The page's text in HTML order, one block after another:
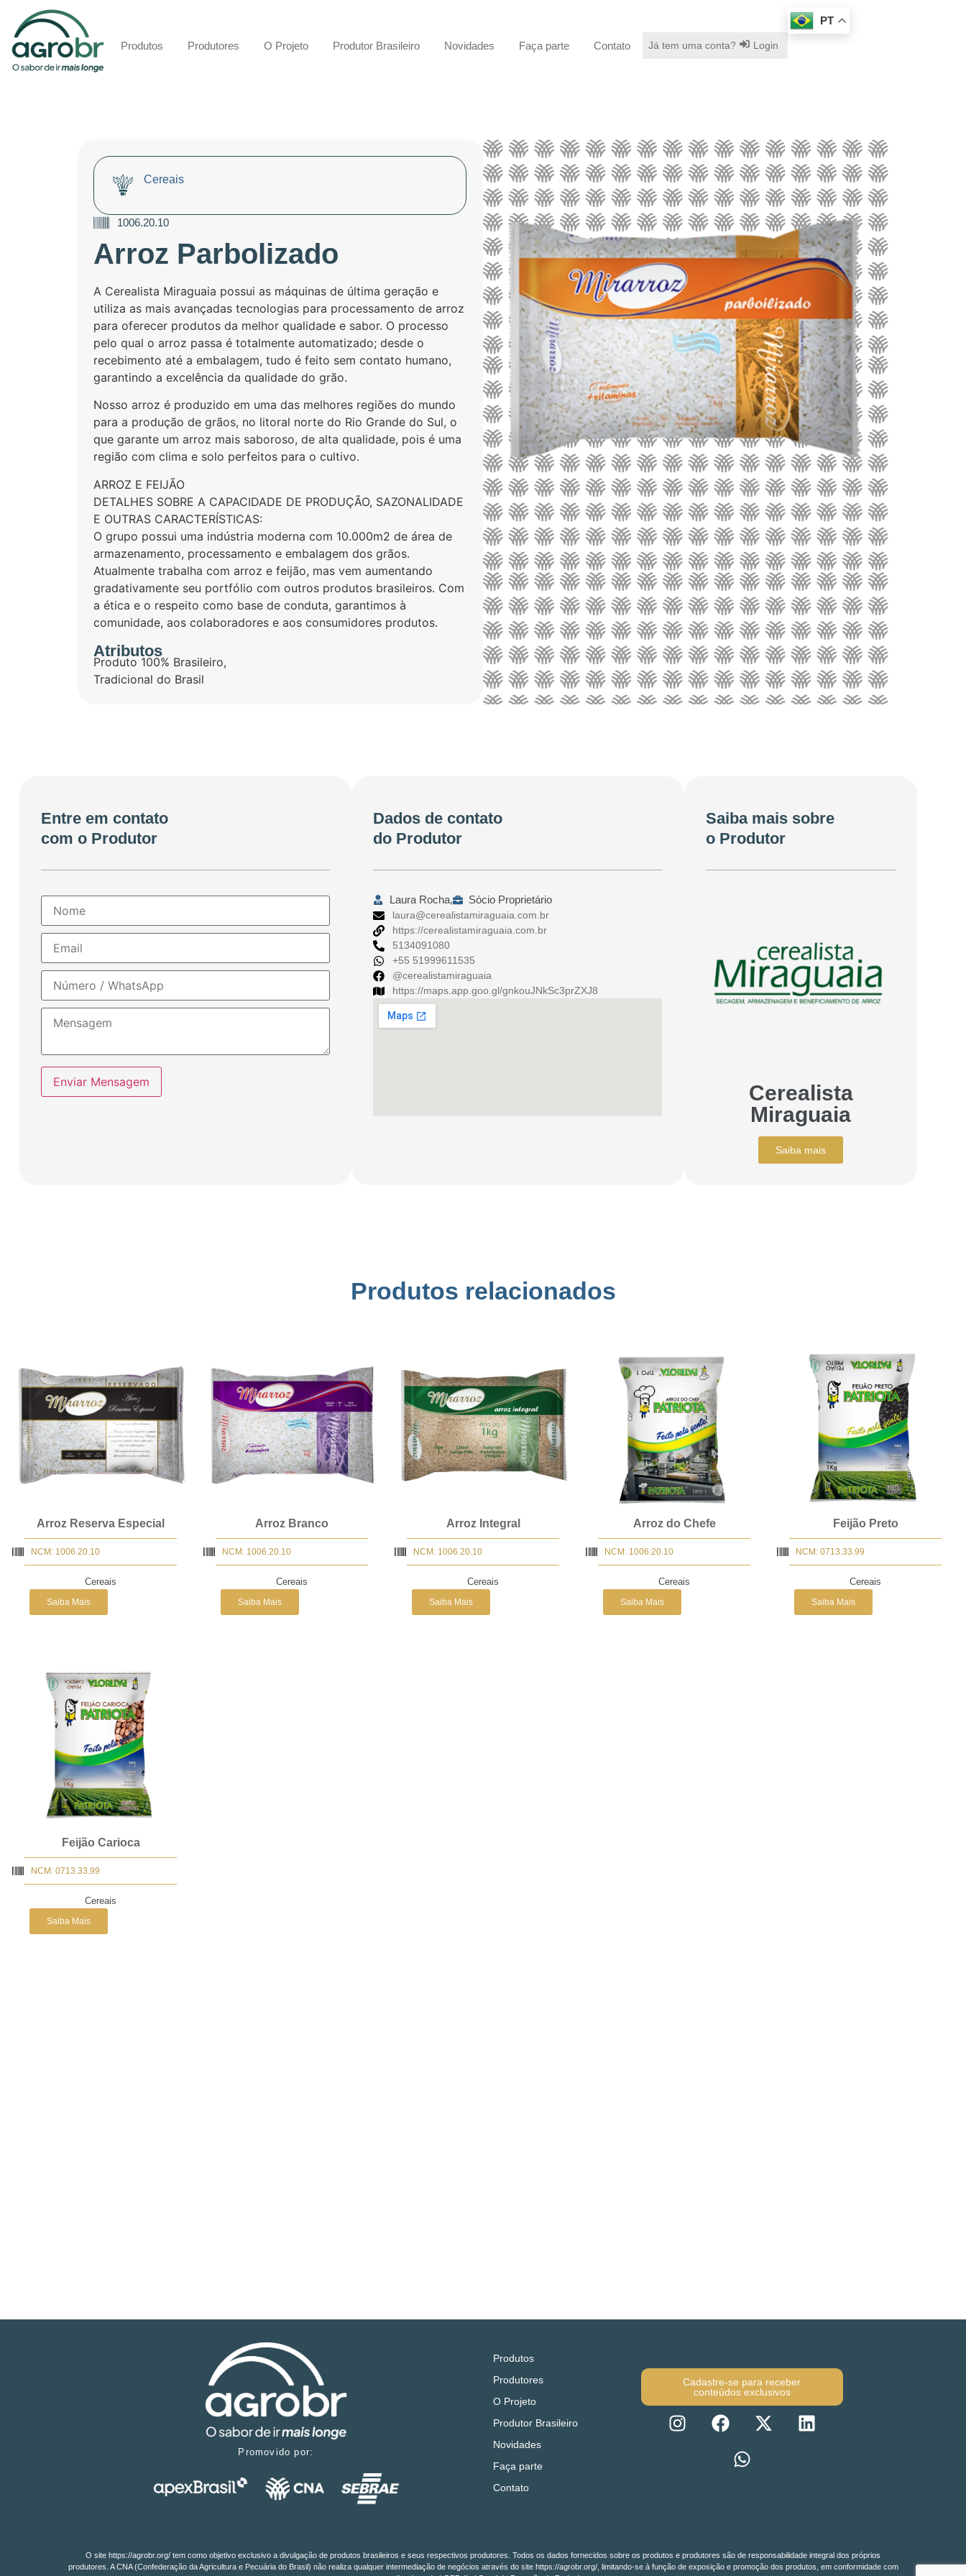
Produtos Produtores O Projeto Produtor Brasileiro Novidades Faça parte Contato Já tem uma conta? Login
PT
Cereais
1006.20.10
Arroz Parbolizado
A Cerealista Miraguaia possui as máquinas de última geração e
utiliza as mais avançadas tecnologias para processamento de arroz
para oferecer produtos da melhor qualidade e sabor. O processo
pelo qual o arroz passa é totalmente automatizado; desde o
recebimento até a embalagem, tudo é feito sem contato humano,
garantindo a excelência da qualidade do grão.
Nosso arroz é produzido em uma das melhores regiões do mundo
para a produção de grãos, no litoral norte do Rio Grande do Sul, o
que garante um arroz mais saboroso, de alta qualidade, pois é uma
região com clima e solo perfeitos para o cultivo.
ARROZ E FEIJÃO
DETALHES SOBRE A CAPACIDADE DE PRODUÇÃO, SAZONALIDADE
E OUTRAS CARACTERÍSTICAS:
O grupo possui uma indústria moderna com 10.000m2 de área de
armazenamento, processamento e embalagem dos grãos.
Atualmente trabalha com arroz e feijão, mas vem aumentando
gradativamente seu portfólio com outros produtos brasileiros. Com
a ética e o respeito como base de conduta, garantimos à
comunidade, aos colaboradores e aos consumidores produtos.
Atributos
Produto 100% Brasileiro,
Tradicional do Brasil
Entre em contato
com o Produtor
Enviar Mensagem
Dados de contato
do Produtor
Laura Rocha, Sócio Proprietário
laura@cerealistamiraguaia.com.br
https://cerealistamiraguaia.com.br
5134091080
+55 51999611535
@cerealistamiraguaia
https://maps.app.goo.gl/gnkouJNkSc3prZXJ8
Saiba mais sobre
o Produtor
Cerealista
Miraguaia
Saiba mais
Produtos relacionados
Arroz Reserva Especial
NCM: 1006.20.10
Cereais
Saiba Mais
Arroz Branco
NCM: 1006.20.10
Cereais
Saiba Mais
Arroz Integral
NCM: 1006.20.10
Cereais
Saiba Mais
Arroz do Chefe
NCM: 1006.20.10
Cereais
Saiba Mais
Feijão Preto
NCM: 0713.33.99
Cereais
Saiba Mais
Feijão Carioca
NCM: 0713.33.99
Cereais
Saiba Mais
Promovido por:
Produtos
Produtores
O Projeto
Produtor Brasileiro
Novidades
Faça parte
Contato
Cadastre-se para receber
conteúdos exclusivos
O site https://agrobr.org/ tem como objetivo exclusivo a divulgação de produtos brasileiros e seus respectivos produtores. Todos os dados fornecidos sobre os produtos e produtores são de responsabilidade integral dos próprios
produtores. A CNA (Confederação da Agricultura e Pecuária do Brasil) não realiza qualquer intermediação de negócios através do site https://agrobr.org/, limitando-se à função de exposição e promoção dos produtos, em conformidade com